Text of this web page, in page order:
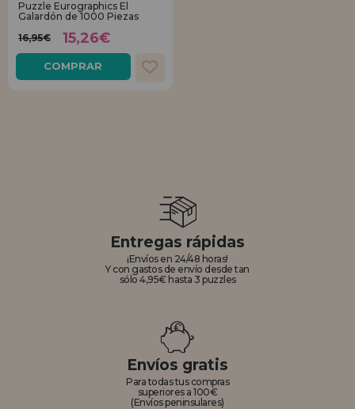
REGISTRO DISTRIBUIDOR
Puzzle Eurographics El
Galardón de 1000 Piezas
16,95€
15,26€
COMPRAR
Entregas rápidas
¡Envíos en 24/48 horas!
Y con gastos de envío desde tan
sólo 4,95€ hasta 3 puzzles
Envíos gratis
Para todas tus compras
superiores a 100€
(Envíos peninsulares)